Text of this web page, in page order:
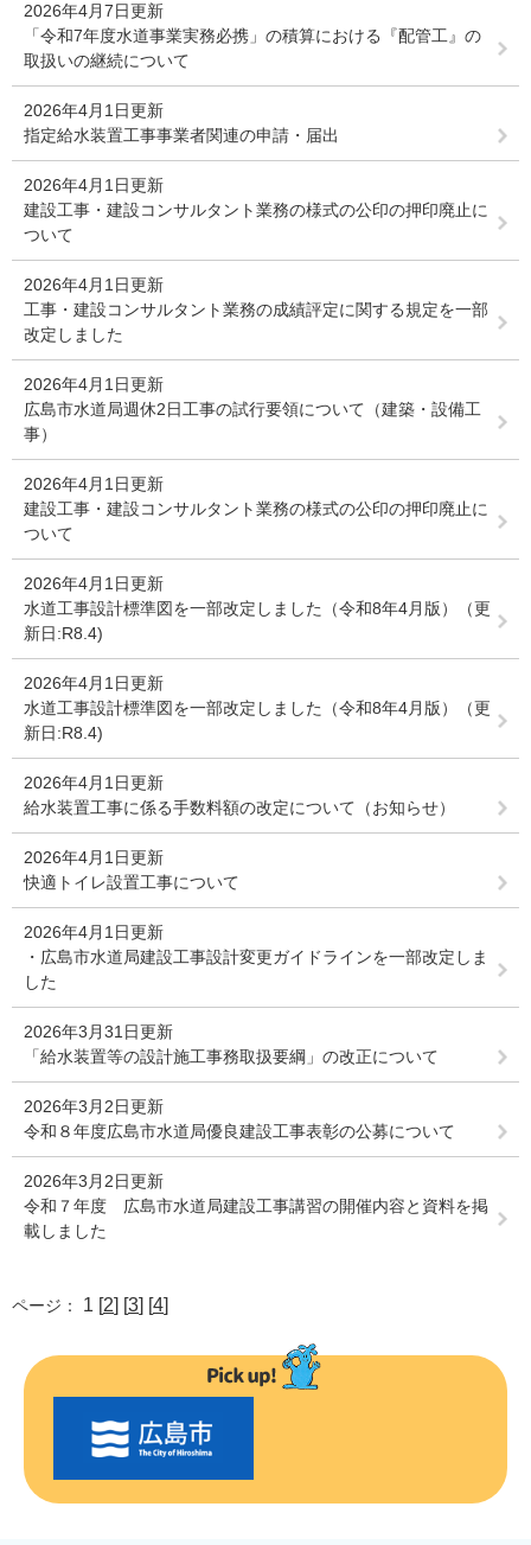
2026年4月7日更新
「令和7年度水道事業実務必携」の積算における『配管工』の
取扱いの継続について
2026年4月1日更新
指定給水装置工事事業者関連の申請・届出
2026年4月1日更新
建設工事・建設コンサルタント業務の様式の公印の押印廃止に
ついて
2026年4月1日更新
工事・建設コンサルタント業務の成績評定に関する規定を一部
改定しました
2026年4月1日更新
広島市水道局週休2日工事の試行要領について（建築・設備工
事）
2026年4月1日更新
建設工事・建設コンサルタント業務の様式の公印の押印廃止に
ついて
2026年4月1日更新
水道工事設計標準図を一部改定しました（令和8年4月版）（更
新日:R8.4)
2026年4月1日更新
水道工事設計標準図を一部改定しました（令和8年4月版）（更
新日:R8.4)
2026年4月1日更新
給水装置工事に係る手数料額の改定について（お知らせ）
2026年4月1日更新
快適トイレ設置工事について
2026年4月1日更新
・広島市水道局建設工事設計変更ガイドラインを一部改定しま
した
2026年3月31日更新
「給水装置等の設計施工事務取扱要綱」の改正について
2026年3月2日更新
令和８年度広島市水道局優良建設工事表彰の公募について
2026年3月2日更新
令和７年度 広島市水道局建設工事講習の開催内容と資料を掲
載しました
ページ： 1 [2] [3] [4]